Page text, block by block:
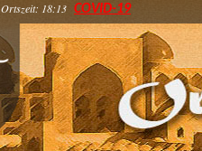
Ortszeit: 18:13 COVID-19